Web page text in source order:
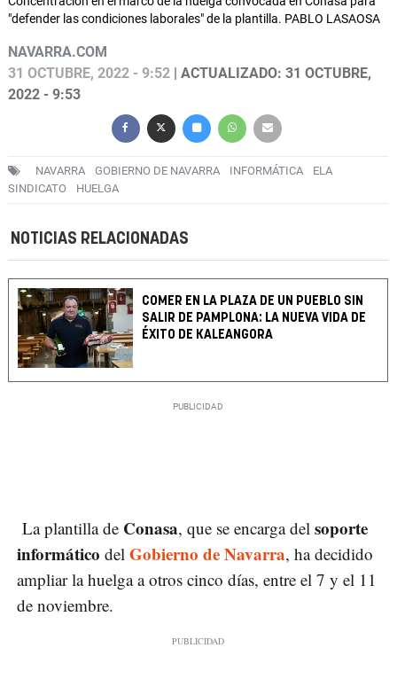
"defender las condiciones laborales" de la plantilla. PABLO LASAOSA
NAVARRA.COM
31 OCTUBRE, 2022 - 9:52 | ACTUALIZADO: 31 OCTUBRE,
2022 - 9:53
NAVARRA GOBIERNO DE NAVARRA INFORMÁTICA
ELA
SINDICATO
HUELGA
NOTICIAS RELACIONADAS
COMER EN LA PLAZA DE UN PUEBLO SIN
SALIR DE PAMPLONA: LA NUEVA VIDA DE
ÉXITO DE KALEANGORA
La plantilla de Conasa, que se encarga del soporte
informático del Gobierno de Navarra, ha decidido
ampliar la huelga a otros cinco días, entre el 7 y el 11
de noviembre.